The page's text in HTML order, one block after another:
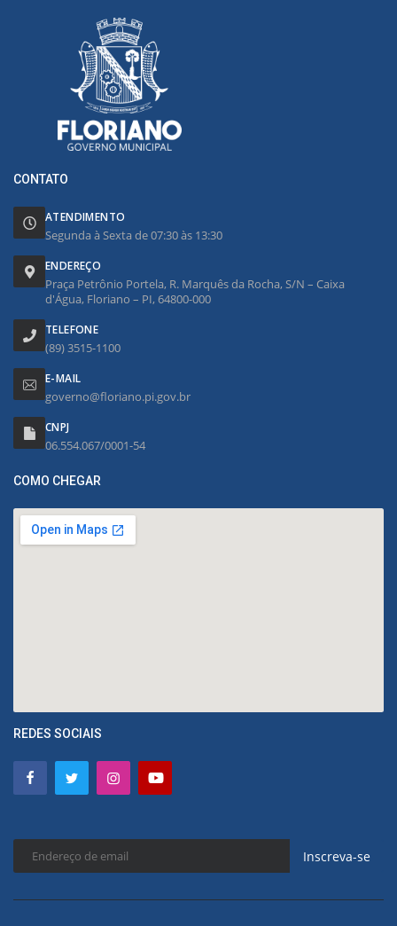
CONTATO
ATENDIMENTO
Segunda à Sexta de 07:30 às 13:30
ENDEREÇO
Praça Petrônio Portela, R. Marquês da Rocha, S/N – Caixa
d'Água, Floriano – PI, 64800-000
TELEFONE
(89) 3515-1100
E-MAIL
governo@floriano.pi.gov.br
CNPJ
06.554.067/0001-54
COMO CHEGAR
REDES SOCIAIS
Inscreva-se